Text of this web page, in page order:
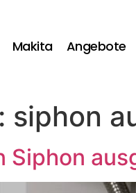
Makita Angebote
siphon
Siphon